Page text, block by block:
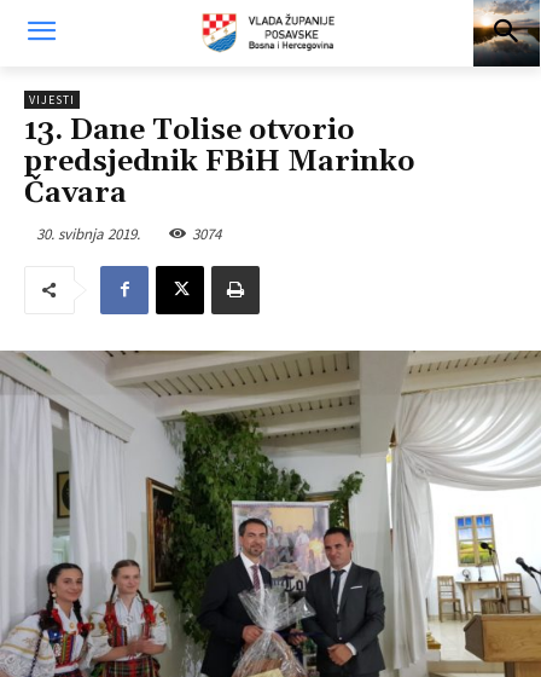
VIJESTI
13. Dane Tolise otvorio
predsjednik FBiH Marinko
Čavara
30. svibnja 2019. 3074